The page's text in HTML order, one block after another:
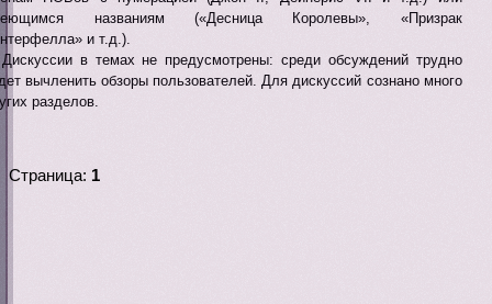
названиям («Десница Королевы», «Призрак
и т.д.).
в темах не предусмотрены: среди обсуждений трудно
вычленить обзоры пользователей. Для дискуссий сознано много
разделов.
Страница: 1